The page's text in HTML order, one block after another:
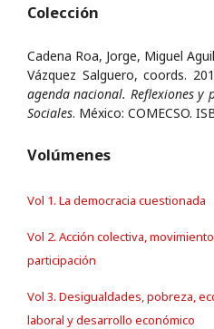
Colección
Cadena Roa, Jorge, Miguel
Vázquez Salguero, coords.
agenda nacional. Reflexiones y
Sociales. México: COMECSO.
Volúmenes
Vol 1. La democracia cuestionada
Vol 2. Acción colectiva,
participación
Vol 3. Desigualdades, pobreza,
laboral y desarrollo económico